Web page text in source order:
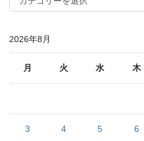
テ
リ
2026年8月
月 火 水 木
3 4 5 6